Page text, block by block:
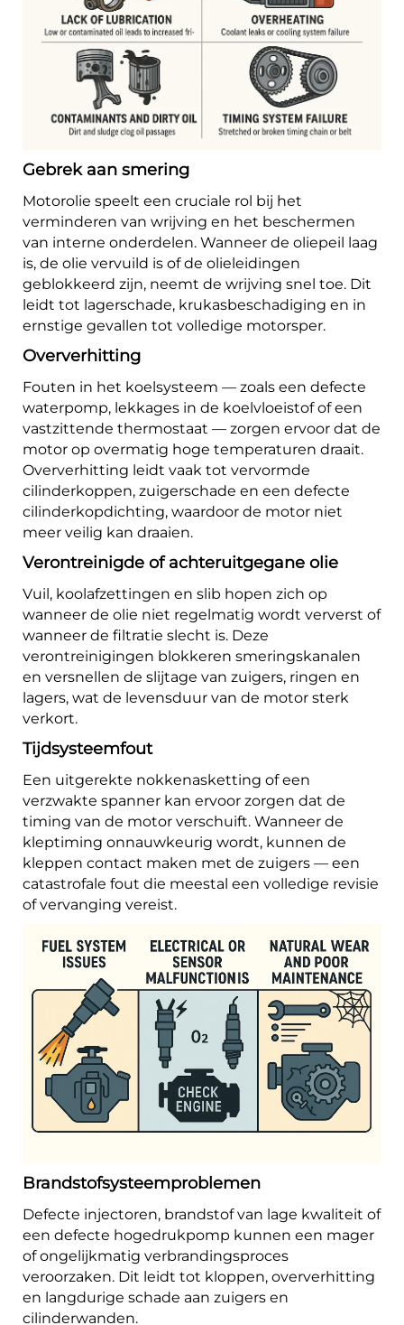
Gebrek aan smering
Motorolie speelt een cruciale rol bij het
verminderen van wrijving en het beschermen
van interne onderdelen. Wanneer de oliepeil laag
is, de olie vervuild is of de olieleidingen
geblokkeerd zijn, neemt de wrijving snel toe. Dit
leidt tot lagerschade, krukasbeschadiging en in
ernstige gevallen tot volledige motorsper.
Oververhitting
Fouten in het koelsysteem — zoals een defecte
waterpomp, lekkages in de koelvloeistof of een
vastzittende thermostaat — zorgen ervoor dat de
motor op overmatig hoge temperaturen draait.
Oververhitting leidt vaak tot vervormde
cilinderkoppen, zuigerschade en een defecte
cilinderkopdichting, waardoor de motor niet
meer veilig kan draaien.
Verontreinigde of achteruitgegane olie
Vuil, koolafzettingen en slib hopen zich op
wanneer de olie niet regelmatig wordt ververst of
wanneer de filtratie slecht is. Deze
verontreinigingen blokkeren smeringskanalen
en versnellen de slijtage van zuigers, ringen en
lagers, wat de levensduur van de motor sterk
verkort.
Tijdsysteemfout
Een uitgerekte nokkenasketting of een
verzwakte spanner kan ervoor zorgen dat de
timing van de motor verschuift. Wanneer de
kleptiming onnauwkeurig wordt, kunnen de
kleppen contact maken met de zuigers — een
catastrofale fout die meestal een volledige revisie
of vervanging vereist.
Brandstofsysteemproblemen
Defecte injectoren, brandstof van lage kwaliteit of
een defecte hogedrukpomp kunnen een mager
of ongelijkmatig verbrandingsproces
veroorzaken. Dit leidt tot kloppen, oververhitting
en langdurige schade aan zuigers en
cilinderwanden.